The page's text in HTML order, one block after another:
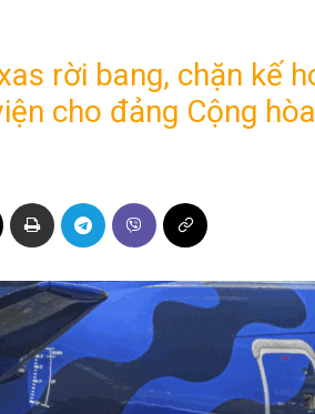
rời bang, chặn kế
cho đảng Cộng hòa